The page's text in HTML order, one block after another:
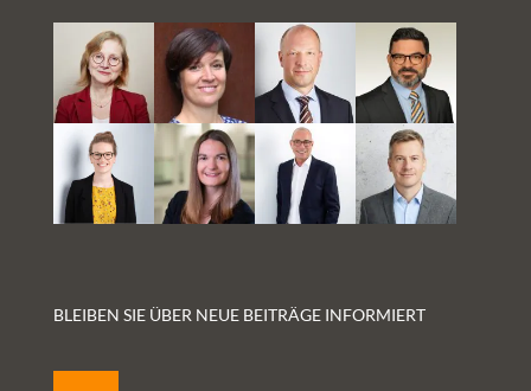
BLEIBEN SIE ÜBER NEUE BEITRÄGE INFORMIERT